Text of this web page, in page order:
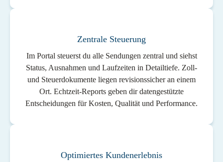
Zentrale Steuerung
Im Portal steuerst du alle Sendungen zentral und siehst
Status, Ausnahmen und Laufzeiten in Detailtiefe. Zoll-
und Steuerdokumente liegen revisionssicher an einem
Ort. Echtzeit-Reports geben dir datengestützte
Entscheidungen für Kosten, Qualität und Performance.
Optimiertes Kundenerlebnis